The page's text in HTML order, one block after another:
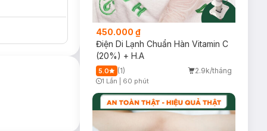
bất kỳ thành
450.000 ₫
Điện Di Lạnh Chuẩn Hàn Vitamin C
(20%) + H.A
5.0 (1) 2.9k/tháng
1 Lần 60 phút